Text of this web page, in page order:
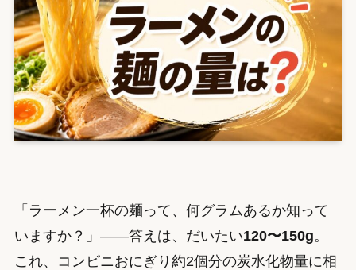
「ラーメン一杯の麺って、何グラムあるか知って
いますか？」——答えは、だいたい120〜150g。
これ、コンビニおにぎり約2個分の炭水化物量に相